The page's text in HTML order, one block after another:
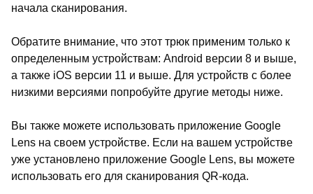
начала сканирования.
Обратите внимание, что этот трюк применим только к
определенным устройствам: Android версии 8 и выше,
а также iOS версии 11 и выше. Для устройств с более
низкими версиями попробуйте другие методы ниже.
Вы также можете использовать приложение Google
Lens на своем устройстве. Если на вашем устройстве
уже установлено приложение Google Lens, вы можете
использовать его для сканирования QR-кода.